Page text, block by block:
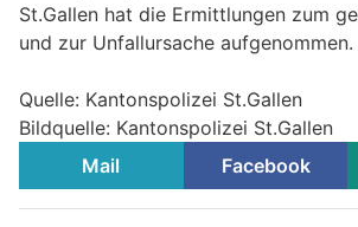
St.Gallen hat die Ermittlungen zum
und zur Unfallursache aufgenommen.
Quelle: Kantonspolizei St.Gallen
Bildquelle: Kantonspolizei St.Gallen
Mail
Facebook